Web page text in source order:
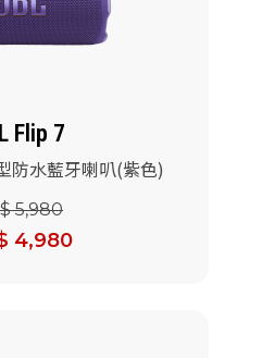
Flip 7
防水藍牙喇叭(紫色)
5,980
4,980